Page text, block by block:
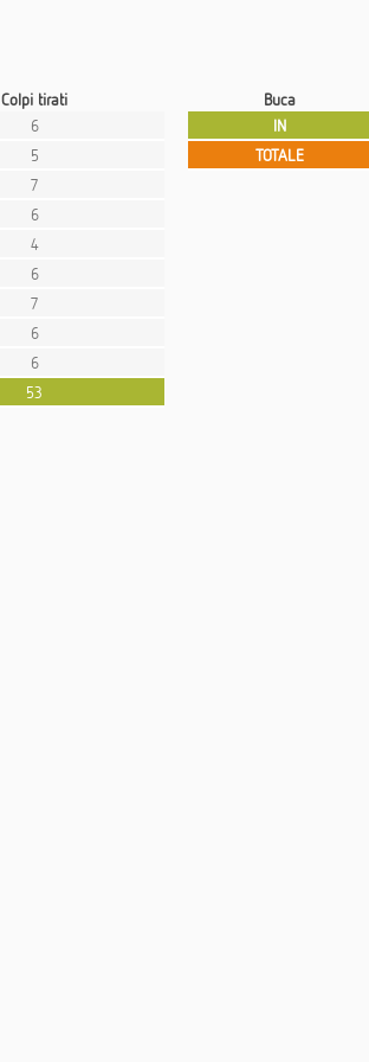
Colpi tirati
6
5
7
6
4
6
7
6
6
53
Buca
IN
TOTALE